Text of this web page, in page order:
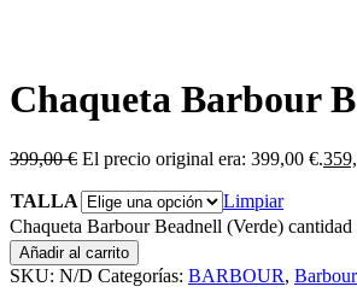
Chaqueta Barbour
399,00€ El precio original era: 399,00 €.
TALLA
Limpiar
Chaqueta Barbour Beadnell (Verde) cantidad
Añadir al carrito
SKU: N/D Categorías: BARBOUR,